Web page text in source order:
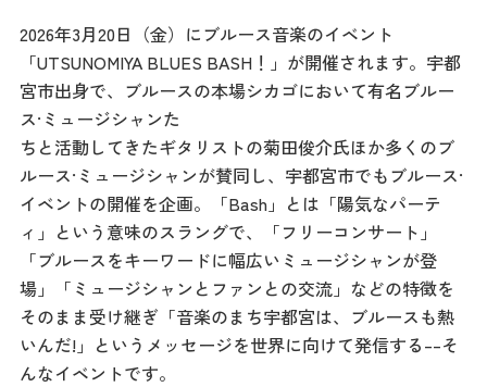
2026年3月20日（金）にブルース音楽のイベント
「UTSUNOMIYA BLUES BASH！」が開催されます。宇都
宮市出身で、ブルースの本場シカゴにおいて有名ブルー
ス·ミュージシャンた
ちと活動してきたギタリストの菊田俊介氏ほか多くのブ
ルース·ミュージシャンが賛同し、宇都宮市でもブルース·
イベントの開催を企画。「Bash」とは「陽気なパーテ
ィ」という意味のスラングで、「フリーコンサート」
「ブルースをキーワードに幅広いミュージシャンが登
場」「ミュージシャンとファンとの交流」などの特徴を
そのまま受け継ぎ「音楽のまち宇都宮は、ブルースも熱
いんだ!」というメッセージを世界に向けて発信する––そ
んなイベントです。
ピックアップ
はじめての宇都宮
宇都宮市民ライター
記事
市民がおすすめ！餃
子店
お得なチケット
撮影支援・
MICE